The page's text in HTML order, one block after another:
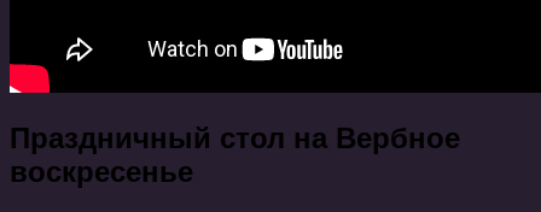
Праздничный стол на Вербное
воскресенье